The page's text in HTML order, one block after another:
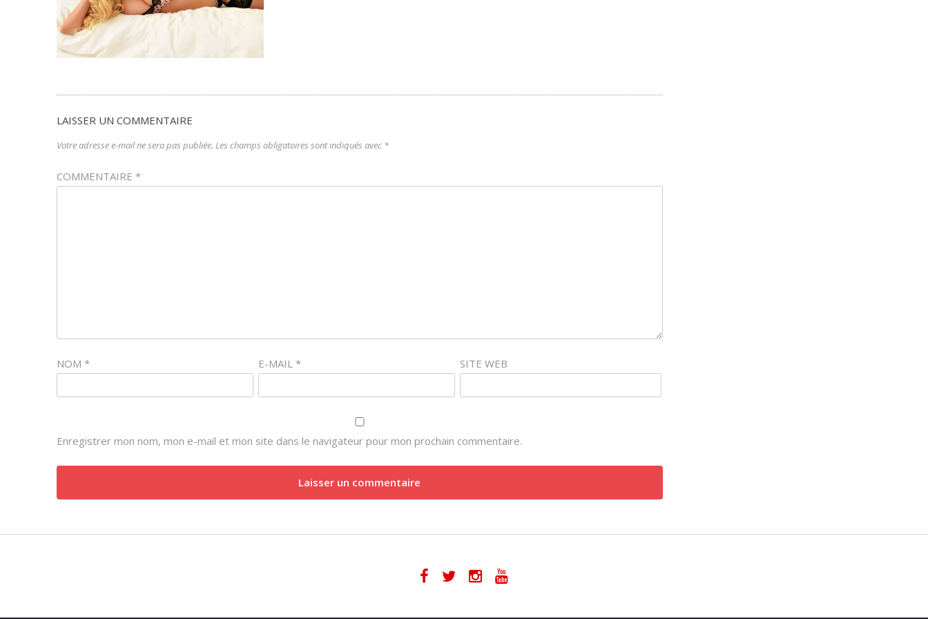
LAISSER UN COMMENTAIRE
Votre adresse e-mail ne sera pas publiée. Les champs obligatoires sont indiqués avec *
COMMENTAIRE *
NOM * E-MAIL* SITE WEB
Enregistrer mon nom, mon e-mail et mon site dans le navigateur pour mon prochain commentaire.